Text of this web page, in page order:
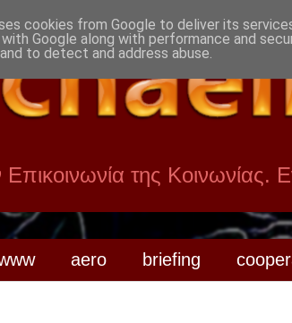
της
aero briefing
cookies from Google to deliver its
with Google along with performance and
to detect and address abuse.